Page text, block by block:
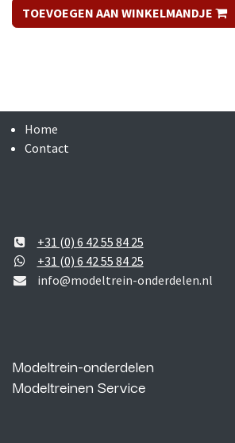
TOEVOEGEN AAN WINKELMANDJE
Home
Contact
+31 (0) 6 42 55 84 25
+31 (0) 6 42 55 84 25
info@modeltrein-onderdelen.nl
Modeltrein-onderdelen
Modeltreinen Service